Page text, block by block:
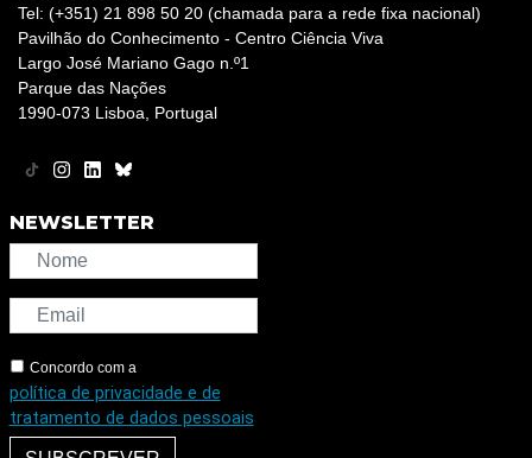
Tel: (+351) 21 898 50 20 (chamada para a rede fixa nacional)
Pavilhão do Conhecimento - Centro Ciência Viva
Largo José Mariano Gago n.º1
Parque das Nações
1990-073 Lisboa, Portugal
NEWSLETTER
Concordo com a
política de privacidade e de
tratamento de dados pessoais